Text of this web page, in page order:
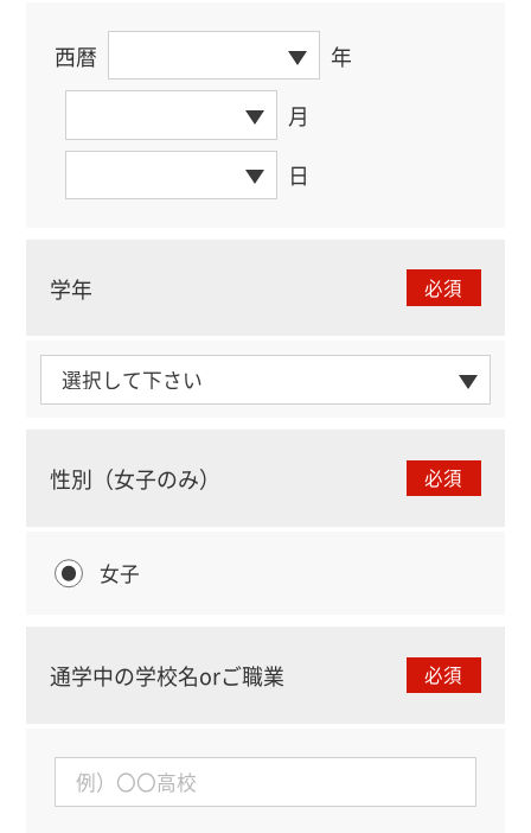
西暦
年
月
日
学年 必須
性別（女子のみ） 必須
女子
通学中の学校名orご職業 必須